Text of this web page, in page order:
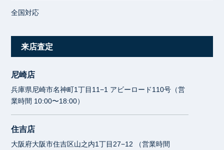
全国対応
来店査定
尼崎店
兵庫県尼崎市名神町1丁目11−1 アビーロード110号（営
業時間 10:00〜18:00）
住吉店
大阪府大阪市住吉区山之内1丁目27−12 （営業時間